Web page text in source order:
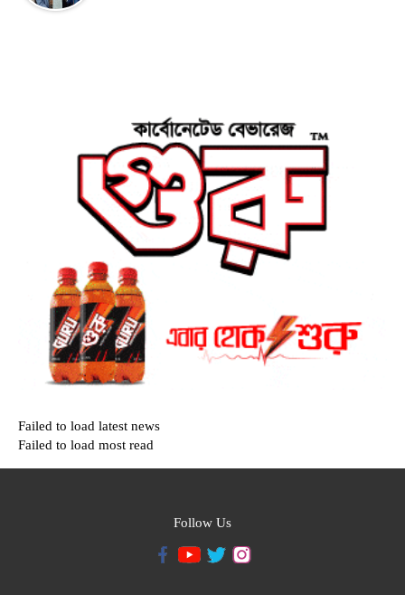
Failed to load latest news
Failed to load most read
Follow Us